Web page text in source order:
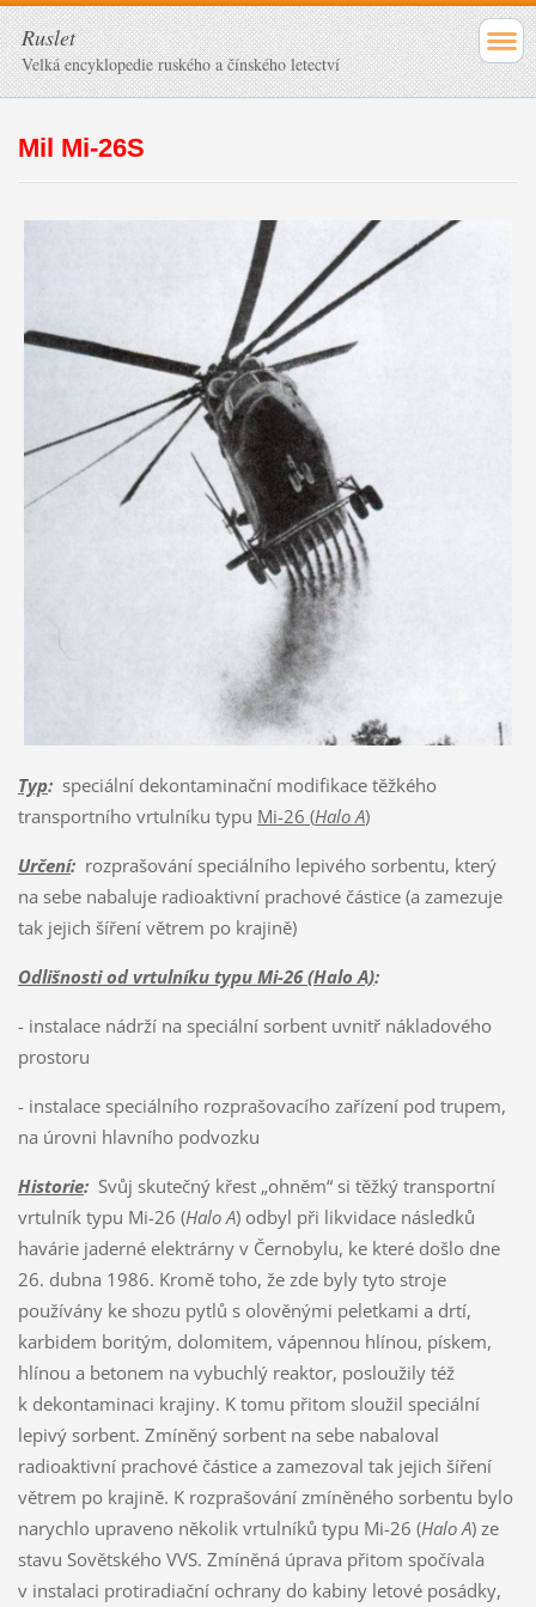
Ruslet
Velká encyklopedie ruského a čínského letectví
Mil Mi-26S
Typ:speciální dekontaminační modifikace těžkého
transportního vrtulníku typu Mi-26 (Halo A)
Určení:rozprašování speciálního lepivého sorbentu, který
na sebe nabaluje radioaktivní prachové částice (a zamezuje
tak jejich šíření větrem po krajině)
Odlišnosti od vrtulníku typu Mi-26 (Halo A):
- instalace nádrží na speciální sorbent uvnitř nákladového
prostoru
- instalace speciálního rozprašovacího zařízení pod trupem,
na úrovni hlavního podvozku
Historie:Svůj skutečný křest „ohněm“ si těžký transportní
vrtulník typu Mi-26 (Halo A) odbyl při likvidace následků
havárie jaderné elektrárny v Černobylu, ke které došlo dne
26. dubna 1986. Kromě toho, že zde byly tyto stroje
používány ke shozu pytlů s olověnými peletkami a drtí,
karbidem boritým, dolomitem, vápennou hlínou, pískem,
hlínou a betonem na vybuchlý reaktor, posloužily též
k dekontaminaci krajiny. K tomu přitom sloužil speciální
lepivý sorbent. Zmíněný sorbent na sebe nabaloval
radioaktivní prachové částice a zamezoval tak jejich šíření
větrem po krajině. K rozprašování zmíněného sorbentu bylo
narychlo upraveno několik vrtulníků typu Mi-26 (Halo A) ze
stavu Sovětského VVS. Zmíněná úprava přitom spočívala
v instalaci protiradiační ochrany do kabiny letové posádky,